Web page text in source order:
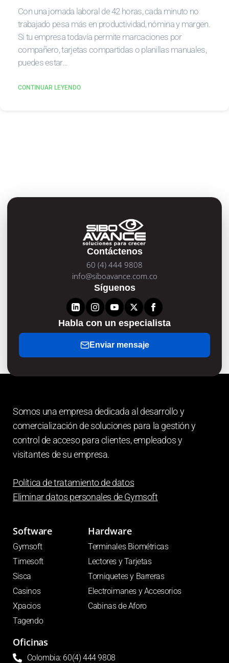
Con una jornada laboral de 42 horas, cada minuto no
trabajado pesa más en productividad, nómina y margen.
Si tu empresa todavía permite marcaciones por
compañero, tarjetas compartidas o planillas manuales,
puedes estar…
CONTINUAR LEYENDO
Contáctenos
60 (4) 444 9808
info@siboavance.com.co
Síguenos
Habla con un especialista
Enviar mensaje
Somos una empresa dedicada al desarrollo y
comercialización de soluciones para la gestión y
control de acceso para clientes, empleados y
visitantes de su empresa.
Política de tratamiento de datos
Eliminar datos personales deGymsoft
Software
Gymsoft
Timesoft
Sisca
Casinos
Xpacios
Tagendo
Hardware
Terminales Biométricas
Lectores y Tarjetas
Torniquetes y Barreras
Electroimanes y Accesorios
Cabinas de Aforo
Oficinas
Colombia: 60(4) 444 9808